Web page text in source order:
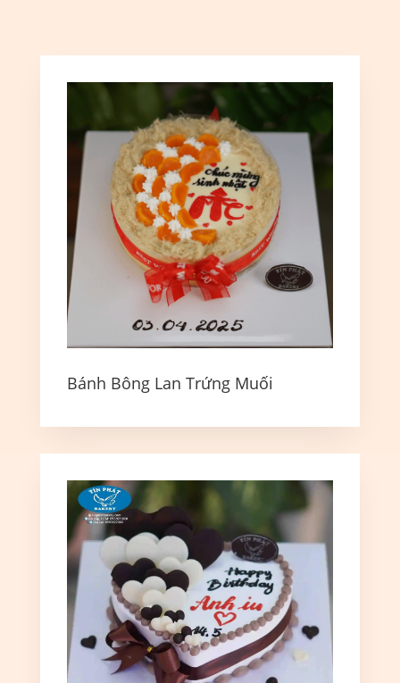
Bánh Bông Lan Trứng Muối